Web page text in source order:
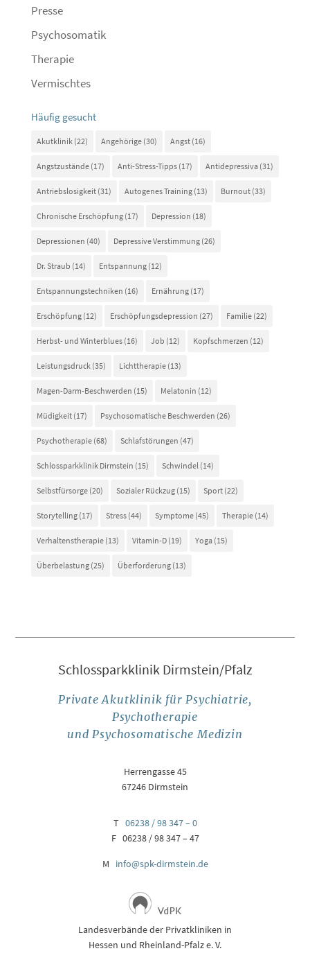
Presse
Psychosomatik
Therapie
Vermischtes
Häufig gesucht
Akutklinik(22) Angehörige(30) Angst(16)
Angstzustände(17) Anti-Stress-Tipps(17) Antidepressiva(31)
Antriebslosigkeit(31) Autogenes Training(13) Burnout(33)
Chronische Erschöpfung(17) Depression (18)
Depressionen (40) Depressive Verstimmung(26)
Dr. Straub (14) Entspannung(12)
Entspannungstechniken (16) Ernährung(17)
Erschöpfung(12) Erschöpfungsdepression (27) Familie(22)
Herbst- und Winterblues(16) Job (12) Kopfschmerzen (12)
Leistungsdruck(35) Lichttherapie(13)
Magen-Darm-Beschwerden (15) Melatonin (12)
Müdigkeit(17) Psychosomatische Beschwerden (26)
Psychotherapie(68) Schlafstörungen (47)
Schlossparkklinik Dirmstein (15) Schwindel (14)
Selbstfürsorge(20) Sozialer Rückzug(15) Sport(22)
Storytelling(17) Stress(44) Symptome(45) Therapie(14)
Verhaltenstherapie(13) Vitamin-D(19) Yoga(15)
Überbelastung(25) Überforderung(13)
Schlossparkklinik Dirmstein/Pfalz
Private Akutklinik für Psychiatrie,
Psychotherapie
und Psychosomatische Medizin
Herrengasse 45
67246 Dirmstein
T 06238 / 98 347 – 0
F 06238 / 98 347 – 47
M info@spk-dirmstein.de
Landesverbände der Privatkliniken in
Hessen und Rheinland-Pfalz e. V.